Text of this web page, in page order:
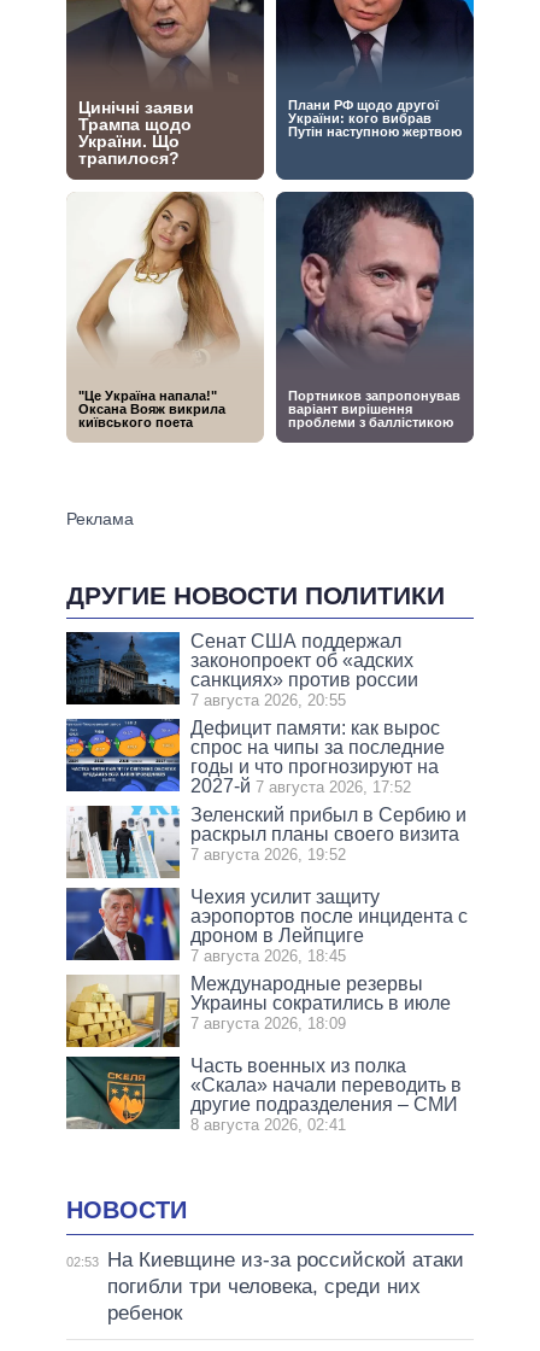
ДРУГИЕ НОВОСТИ ПОЛИТИКИ
Сенат США поддержал
законопроект об «адских
санкциях» против россии
7 августа 2026, 20:55
Дефицит памяти: как вырос
спрос на чипы за последние
годы и что прогнозируют на
2027-й 7 августа 2026, 17:52
Зеленский прибыл в Сербию и
раскрыл планы своего визита
7 августа 2026, 19:52
Чехия усилит защиту
аэропортов после инцидента с
дроном в Лейпциге
7 августа 2026, 18:45
Международные резервы
Украины сократились в июле
7 августа 2026, 18:09
Часть военных из полка
«Скала» начали переводить в
другие подразделения – СМИ
8 августа 2026, 02:41
НОВОСТИ
02:53
На Киевщине из-за российской атаки
погибли три человека, среди них
ребенок